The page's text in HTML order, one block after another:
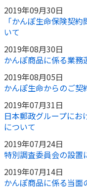
2019年09月30日
「かんぽ生命保険契
いて
2019年08月30日
かんぽ商品に係る業務
2019年08月05日
かんぽ生命からのご契
2019年07月31日
日本郵政グループに
について
2019年07月24日
特別調査委員会の設置
2019年07月14日
かんぽ商品に係る当面